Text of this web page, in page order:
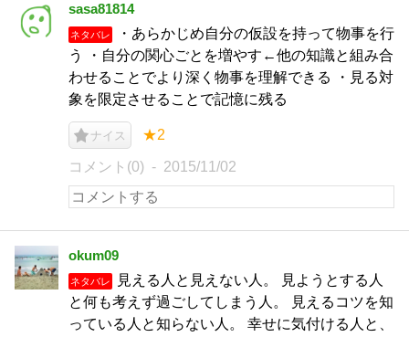
sasa81814
ネタバレ
・あらかじめ自分の仮設を持って物事を行
う ・自分の関心ごとを増やす←他の知識と組み合
わせることでより深く物事を理解できる ・見る対
象を限定させることで記憶に残る
ナイス ★2
コメント(0) 2015/11/02
okum09
ネタバレ
見える人と見えない人。 見ようとする人
と何も考えず過ごしてしまう人。 見えるコツを知
っている人と知らない人。 幸せに気付ける人と、